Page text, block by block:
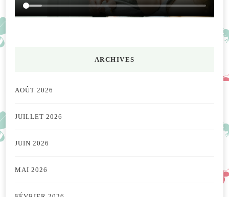
ARCHIVES
AOÛT 2026
JUILLET 2026
JUIN 2026
MAI 2026